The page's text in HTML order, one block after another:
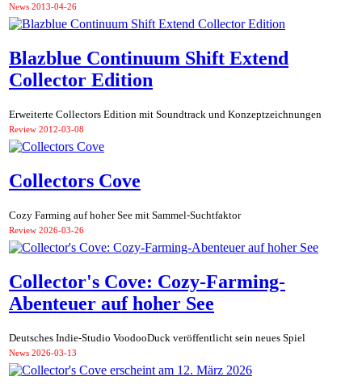
News 2013-04-26
Blazblue Continuum Shift Extend
Collector Edition
Erweiterte Collectors Edition mit Soundtrack und Konzeptzeichnungen
Review 2012-03-08
Collectors Cove
Cozy Farming auf hoher See mit Sammel-Suchtfaktor
Review 2026-03-26
Collector's Cove: Cozy-Farming-
Abenteuer auf hoher See
Deutsches Indie-Studio VoodooDuck veröffentlicht sein neues Spiel
News 2026-03-13